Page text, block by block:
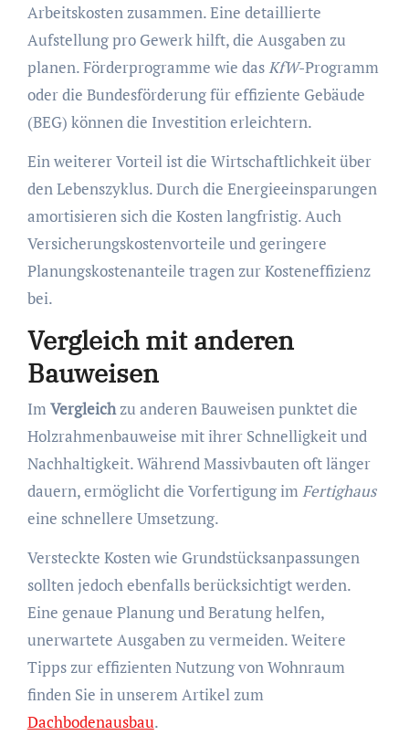
Arbeitskosten zusammen. Eine detaillierte
Aufstellung pro Gewerk hilft, die Ausgaben zu
planen. Förderprogramme wie dasKfW-Programm
oder die Bundesförderung für effiziente Gebäude
(BEG) können die Investition erleichtern.
Ein weiterer Vorteil ist die Wirtschaftlichkeit über
den Lebenszyklus. Durch die Energieeinsparungen
amortisieren sich die Kosten langfristig. Auch
Versicherungskostenvorteile und geringere
Planungskostenanteile tragen zur Kosteneffizienz
bei.
Vergleich mit anderen
Bauweisen
ImVergleichzu anderen Bauweisen punktet die
Holzrahmenbauweise mit ihrer Schnelligkeit und
Nachhaltigkeit. Während Massivbauten oft länger
dauern, ermöglicht die Vorfertigung imFertighaus
eine schnellere Umsetzung.
Versteckte Kosten wie Grundstücksanpassungen
sollten jedoch ebenfalls berücksichtigt werden.
Eine genaue Planung und Beratung helfen,
unerwartete Ausgaben zu vermeiden. Weitere
Tipps zur effizienten Nutzung von Wohnraum
finden Sie in unserem Artikel zum
Dachbodenausbau.